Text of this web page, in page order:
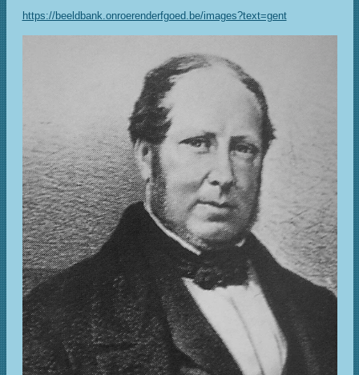
https://beeldbank.onroerenderfgoed.be/images?text=gent